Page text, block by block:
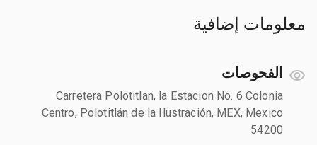
معلومات إضافية
الفحوصات
Carretera Polotitlan, la Estacion No. 6 Colonia
Centro, Polotitlán de la Ilustración, MEX, Mexico
54200